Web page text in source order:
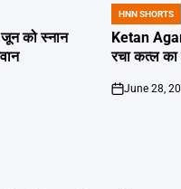
को स्नान
POSTED
IN
HNN SHORTS
Ketan
रचा कत्ल का
on
June 28,